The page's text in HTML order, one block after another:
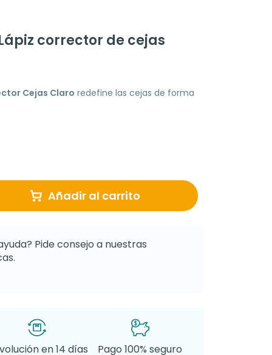
corrector de cejas
Cejas Claro redefine las cejas de forma
Añadir al carrito
Pide consejo a nuestras
en 14 días
Pago 100% seguro